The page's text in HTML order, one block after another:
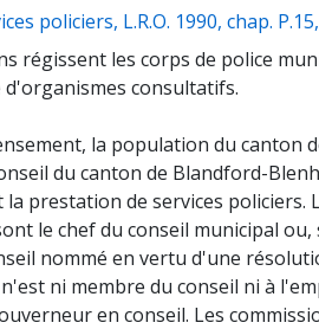
policiers, L.R.O. 1990, chap.
régissent les corps de police
consultatifs.
la population du canton
du canton de Blandford-
prestation de services
le chef du conseil municipal
nommé en vertu d'une
ni membre du conseil ni à
en conseil. Les